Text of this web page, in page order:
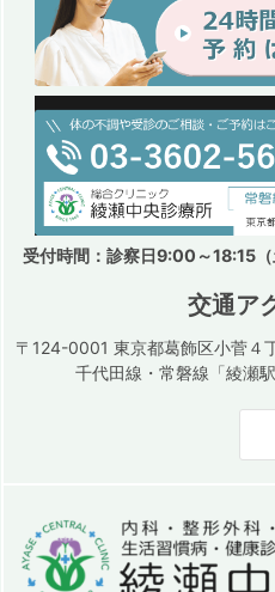
受付時間：診察日9:00～18:15
交通ア
〒124-0001 東京都葛飾区小菅４
千代田線・常磐線「綾瀬